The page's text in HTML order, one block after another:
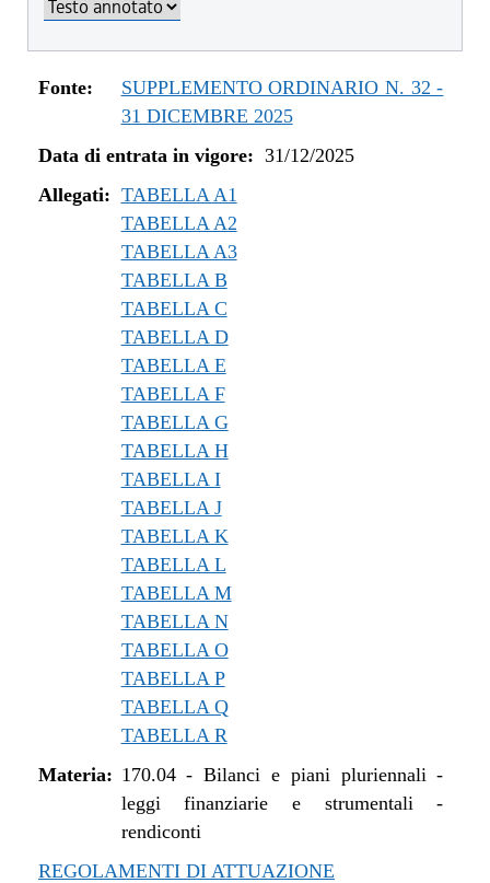
Fonte:
SUPPLEMENTO ORDINARIO N. 32 -
31 DICEMBRE 2025
Data di entrata in vigore: 31/12/2025
Allegati: TABELLA A1
TABELLA A2
TABELLA A3
TABELLA B
TABELLA C
TABELLA D
TABELLA E
TABELLA F
TABELLA G
TABELLA H
TABELLA I
TABELLA J
TABELLA K
TABELLA L
TABELLA M
TABELLA N
TABELLA O
TABELLA P
TABELLA Q
TABELLA R
Materia: 170.04-Bilanci e piani pluriennali -
leggi finanziarie e strumentali -
rendiconti
REGOLAMENTI DI ATTUAZIONE